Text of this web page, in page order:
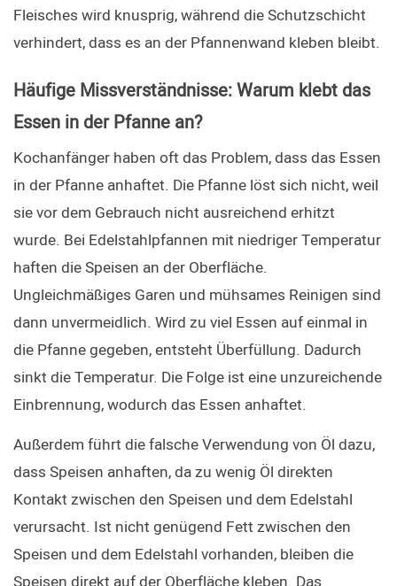
Fleisches wird knusprig, während die Schutzschicht
verhindert, dass es an der Pfannenwand kleben bleibt.
Häufige Missverständnisse: Warum klebt das
Essen in der Pfanne an?
Kochanfänger haben oft das Problem, dass das Essen
in der Pfanne anhaftet. Die Pfanne löst sich nicht, weil
sie vor dem Gebrauch nicht ausreichend erhitzt
wurde. Bei Edelstahlpfannen mit niedriger Temperatur
haften die Speisen an der Oberfläche.
Ungleichmäßiges Garen und mühsames Reinigen sind
dann unvermeidlich. Wird zu viel Essen auf einmal in
die Pfanne gegeben, entsteht Überfüllung. Dadurch
sinkt die Temperatur. Die Folge ist eine unzureichende
Einbrennung, wodurch das Essen anhaftet.
Außerdem führt die falsche Verwendung von Öl dazu,
dass Speisen anhaften, da zu wenig Öl direkten
Kontakt zwischen den Speisen und dem Edelstahl
verursacht. Ist nicht genügend Fett zwischen den
Speisen und dem Edelstahl vorhanden, bleiben die